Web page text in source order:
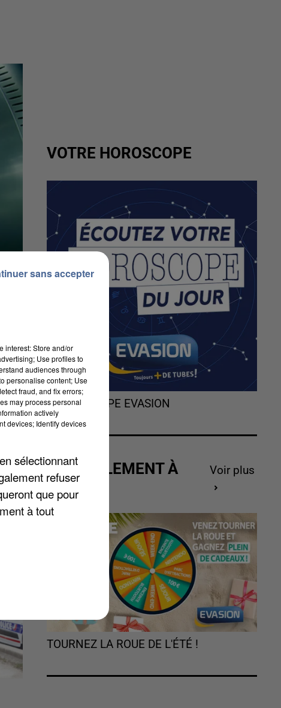
VOTRE HOROSCOPE
L'HOROSCOPE EVASION
ACTUELLEMENT À
GAGNER
Voir plus
TOURNEZ LA ROUE DE L'ÉTÉ !
interest: Store and/or
Use profiles to
audiences through
personalise content; Use
fraud, and fix errors;
may process personal
actively
devices; Identify devices
sélectionnant
refuser
que pour
à tout
sans accepter